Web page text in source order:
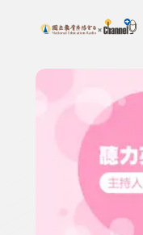
上方功能區塊
搜尋關鍵字：可輸